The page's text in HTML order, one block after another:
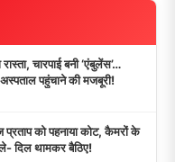
चारपाई बनी ‘एंबुलेंस’…
अस्पताल पहुंचाने की मजबूरी!
को पहनाया कोट, कैमरों के
दिल थामकर बैठिए!